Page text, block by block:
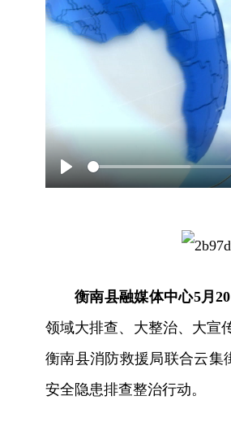
Play
衡南县融媒体中心5月
领域大排查、大整治、大宣
衡南县消防救援局联合云集
安全隐患排查整治行动。